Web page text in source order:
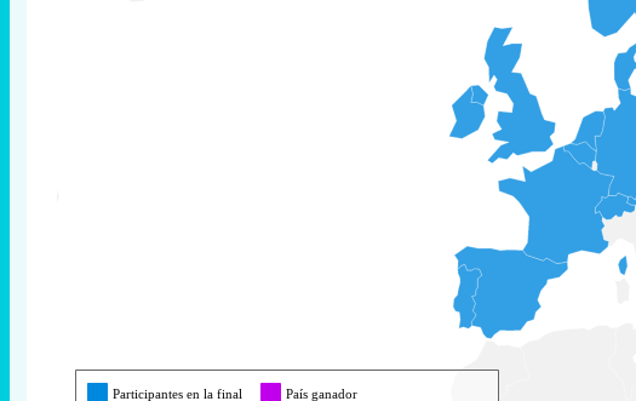
Participantes en la final País ganador